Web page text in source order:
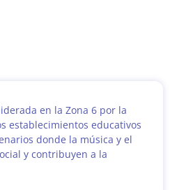
en la Zona 6 por la
establecimientos educativos
donde la música y el
y contribuyen a la